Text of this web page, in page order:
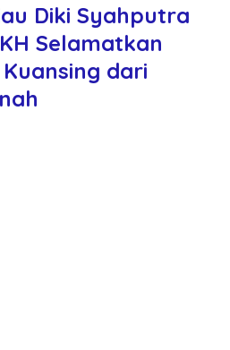
Diki Syahputra
Selamatkan
dari